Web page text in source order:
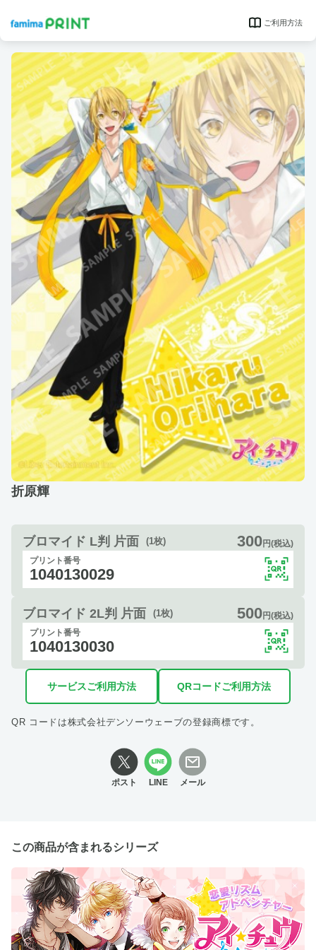
ご利用方法
折原輝
ブロマイド L判 片面 (1枚) 300円(税込)
プリント番号
1040130029
ブロマイド 2L判 片面 (1枚) 500円(税込)
プリント番号
1040130030
サービスご利用方法 QRコードご利用方法
QR コードは株式会社デンソーウェーブの登録商標です。
ポスト LINE メール
この商品が含まれるシリーズ